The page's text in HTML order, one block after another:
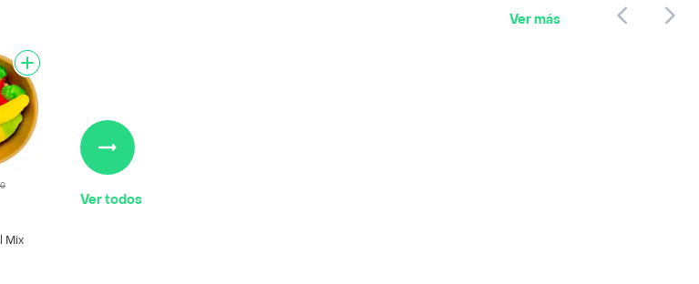
Ver más
Mix
Ver todos